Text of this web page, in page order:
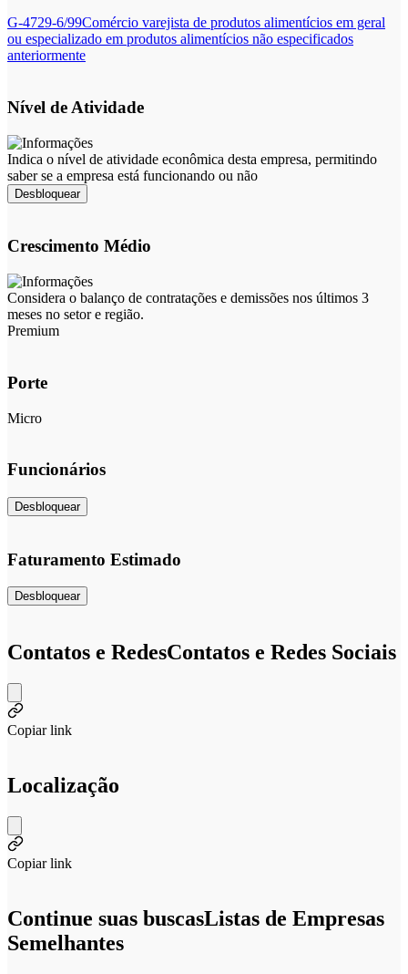
G-4729-6/99Comércio varejista de produtos alimentícios em geral
ou especializado em produtos alimentícios não especificados
anteriormente
Nível de Atividade
Indica o nível de atividade econômica desta empresa, permitindo
saber se a empresa está funcionando ou não
Desbloquear
Crescimento Médio
Considera o balanço de contratações e demissões nos últimos 3
meses no setor e região.
Premium
Porte
Micro
Funcionários
Desbloquear
Faturamento Estimado
Desbloquear
Contatos e RedesContatos e Redes Sociais
Copiar link
Localização
Copiar link
Continue suas buscasListas de Empresas
Semelhantes